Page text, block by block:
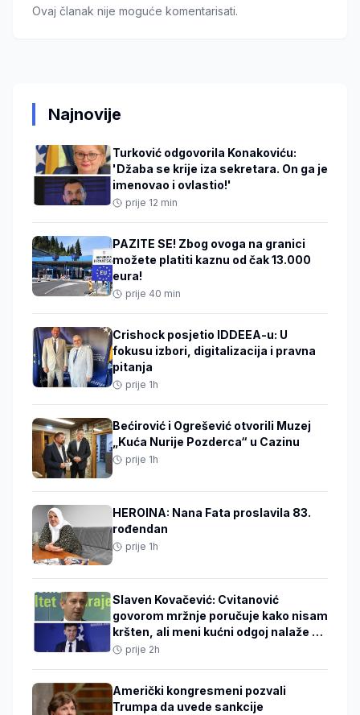
Ovaj članak nije moguće komentarisati.
Najnovije
Turković odgovorila Konakoviću:
'Džaba se krije iza sekretara. On ga je
imenovao i ovlastio!'
prije 12 min
PAZITE SE! Zbog ovoga na granici
možete platiti kaznu od čak 13.000
eura!
prije 40 min
Crishock posjetio IDDEEA-u: U
fokusu izbori, digitalizacija i pravna
pitanja
prije 1h
Bećirović i Ogrešević otvorili Muzej
„Kuća Nurije Pozderca“ u Cazinu
prije 1h
HEROINA: Nana Fata proslavila 83.
rođendan
prije 1h
Slaven Kovačević: Cvitanović
govorom mržnje poručuje kako nisam
kršten, ali meni kućni odgoj nalaže da
ne mrzim
prije 2h
Američki kongresmeni pozvali
Trumpa da uvede sankcije